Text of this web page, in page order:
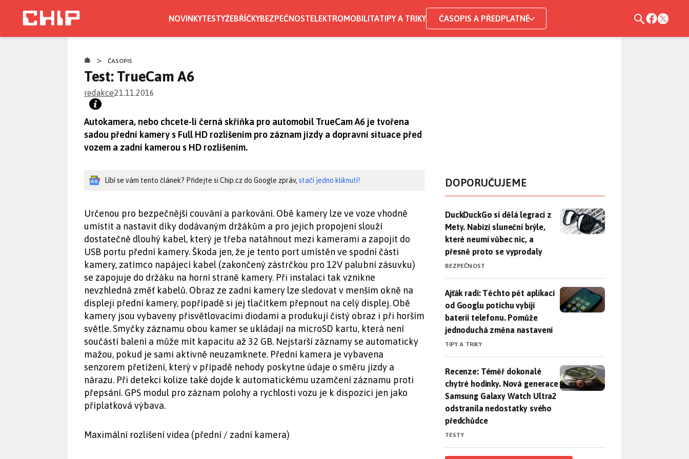
NOVINKYTESTYŽEBŘÍČKYBEZPEČNOSTELEKTROMOBILITATIPY A TRIKY ČASOPIS A PŘEDPLATNÉ
> ČASOPIS
Test: TrueCam A6
redakce21.11.2016
Autokamera, nebo chcete-li černá skříňka pro automobil TrueCam A6 je tvořena
sadou přední kamery s Full HD rozlišením pro záznam jízdy a dopravní situace před
vozem a zadní kamerou s HD rozlišením.
Líbí se vám tento článek? Přidejte si Chip.cz do Google zpráv, stačí jedno kliknutí!
Určenou pro bezpečnější couvání a parkování. Obě kamery lze ve voze vhodně
umístit a nastavit díky dodávaným držákům a pro jejich propojení slouží
dostatečně dlouhý kabel, který je třeba natáhnout mezi kamerami a zapojit do
USB portu přední kamery. Škoda jen, že je tento port umístěn ve spodní části
kamery, zatímco napájecí kabel (zakončený zástrčkou pro 12V palubní zásuvku)
se zapojuje do držáku na horní straně kamery. Při instalaci tak vznikne
nevzhledná změť kabelů. Obraz ze zadní kamery lze sledovat v menším okně na
displeji přední kamery, popřípadě si jej tlačítkem přepnout na celý displej. Obě
kamery jsou vybaveny přisvětlovacími diodami a produkují čistý obraz i při horším
světle. Smyčky záznamu obou kamer se ukládají na microSD kartu, která není
součástí balení a může mít kapacitu až 32 GB. Nejstarší záznamy se automaticky
mažou, pokud je sami aktivně neuzamknete. Přední kamera je vybavena
senzorem přetížení, který v případě nehody poskytne údaje o směru jízdy a
nárazu. Při detekci kolize také dojde k automatickému uzamčení záznamu proti
přepsání. GPS modul pro záznam polohy a rychlosti vozu je k dispozici jen jako
příplatková výbava.
Maximální rozlišení videa (přední / zadní kamera)
DOPORUČUJEME
DuckDuckGo si dělá legraci z Mety. Nabízí sluneční brýle, které
DuckDuckGo si dělá legraci z
Mety. Nabízí sluneční brýle,
které neumí vůbec nic, a
přesně proto se vyprodaly
BEZPEČNOST
Ajťák radí: Těchto pět aplikací od Googlu potichu vybíjí baterii
Ajťák radí: Těchto pět aplikací
od Googlu potichu vybíjí
baterii telefonu. Pomůže
jednoduchá změna nastavení
TIPY A TRIKY
Recenze: Téměř dokonalé chytré hodinky. Nová generace
Recenze: Téměř dokonalé
chytré hodinky. Nová generace
Samsung Galaxy Watch Ultra2
odstranila nedostatky svého
předchůdce
TESTY